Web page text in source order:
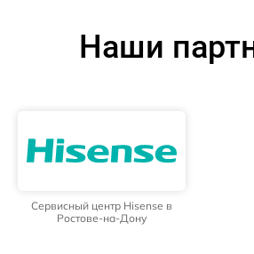
Наши
Сервисный центр Hisense в
Ростове-на-Дону